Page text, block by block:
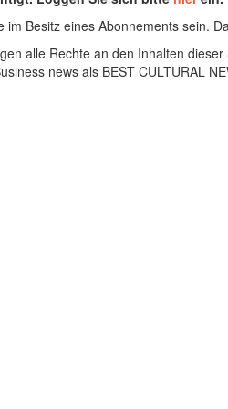
Besitz eines Abonnements sein.
alle Rechte an den Inhalten dieser
news als BEST CULTURAL